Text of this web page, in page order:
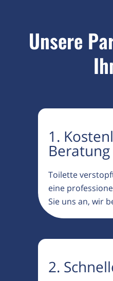
Unsere
1.
Beratung
Toilette
eine
Sie uns an, wir
2.